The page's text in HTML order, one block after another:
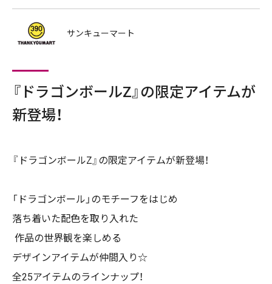
サンキューマート
『ドラゴンボールZ』の限定アイテムが
新登場！
『ドラゴンボールZ』の限定アイテムが新登場！
「ドラゴンボール」のモチーフをはじめ
落ち着いた配色を取り入れた
作品の世界観を楽しめる
デザインアイテムが仲間入り☆
全25アイテムのラインナップ！